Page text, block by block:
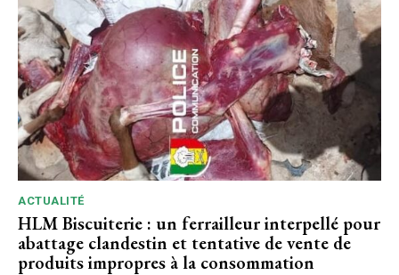
ACTUALITÉ
HLM Biscuiterie : un ferrailleur interpellé pour
abattage clandestin et tentative de vente de
produits impropres à la consommation